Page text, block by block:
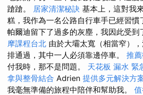
蹌蹌。 居家清潔秘訣 基本上，這對我
糕，我作為一名公路自行車手已經習慣
帕爾迪留下了過多的灰塵，我因此受到
摩課程台北 由於大壩太寬（相當窄）
排通過，其中一人必須靠邊停車。 推
付我時，那不是問題。 天花板 漏水 緊
拿與整骨結合 Adrien 提供多元解決方
我毫無準備的旅程中陪伴和幫助我。